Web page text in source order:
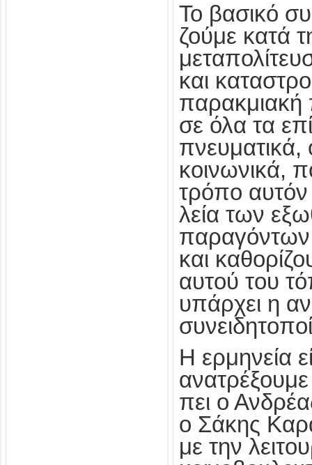
Το βασικό
ζούμε κατά
και
παρακμιακή
σε όλα τα
πνευματικά,
κοινωνικά,
τρόπο αυτόν
λεία των
παραγόντων,
και
αυτού του
υπάρχει η
Η ερμηνεία
πει ο
ο Σάκης
με την